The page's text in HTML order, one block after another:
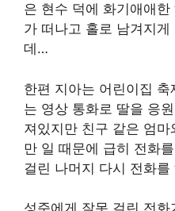
은 현수 덕에 화기애애
가 떠나고 홀로 남겨지
데…
한편 지아는 어린이집
는 영상 통화로 딸을 응
져있지만 친구 같은 엄
만 일 때문에 급히 전화
걸린 나머지 다시 전화
성준에게 잘못 걸린 전